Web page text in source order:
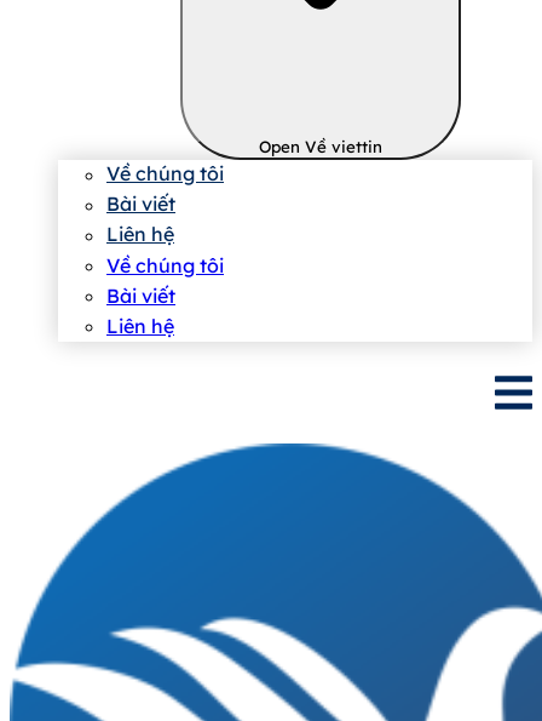
Open Về viettin
Về chúng tôi
Bài viết
Liên hệ
Về chúng tôi
Bài viết
Liên hệ